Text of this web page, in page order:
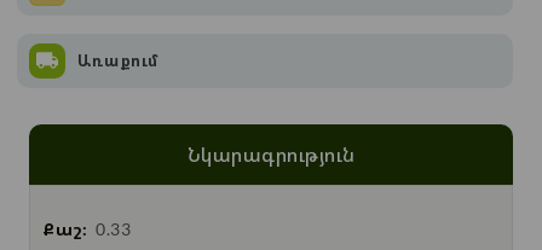
Առաքում
Նկարագրություն
Քաշ: 0.33